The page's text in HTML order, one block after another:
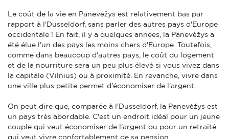
Le coût de la vie en Panevėžys est relativement bas par
rapport à l'Dusseldorf, sans parler des autres pays d'Europe
occidentale ! En fait, il y a quelques années, la Panevėžys a
été élue l'un des pays les moins chers d'Europe. Toutefois,
comme dans beaucoup d'autres pays, le coût du logement
et de la nourriture sera un peu plus élevé si vous vivez dans
la capitale (Vilnius) ou à proximité. En revanche, vivre dans
une ville plus petite permet d'économiser de l'argent.
On peut dire que, comparée à l'Dusseldorf, la Panevėžys est
un pays très abordable. C'est un endroit idéal pour un jeune
couple qui veut économiser de l'argent ou pour un retraité
qui veut vivre confortablement de sa pension.